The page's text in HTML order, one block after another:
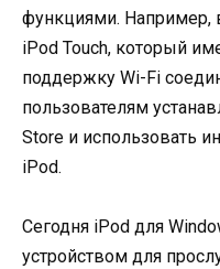
функциями. Например,
iPod Touch, который
поддержку Wi-Fi
пользователям
Store и использовать
iPod.
Сегодня iPod для
устройством для